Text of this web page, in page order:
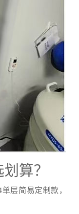
算？
单层简易定制款，